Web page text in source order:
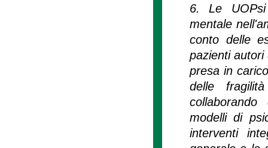
6. Le UOPsi
mentale
conto delle
pazienti
presa in
delle
modelli di
interventi